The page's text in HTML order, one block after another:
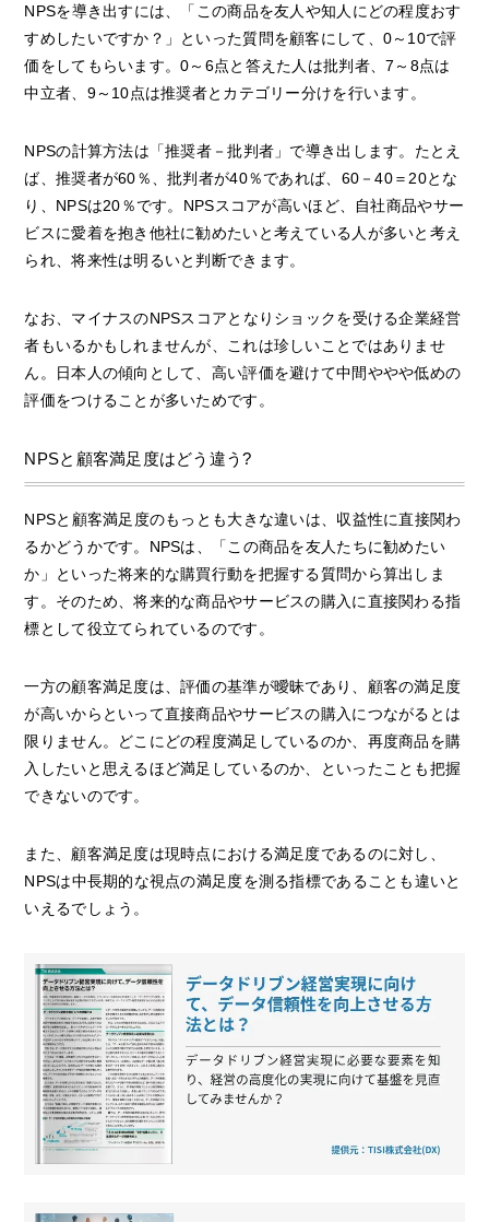
NPSを導き出すには、「この商品を友人や知人にどの程度おす
すめしたいですか？」といった質問を顧客にして、0～10で評
価をしてもらいます。0～6点と答えた人は批判者、7～8点は
中立者、9～10点は推奨者とカテゴリー分けを行います。
NPSの計算方法は「推奨者－批判者」で導き出します。たとえ
ば、推奨者が60％、批判者が40％であれば、60－40＝20とな
り、NPSは20％です。NPSスコアが高いほど、自社商品やサー
ビスに愛着を抱き他社に勧めたいと考えている人が多いと考え
られ、将来性は明るいと判断できます。
なお、マイナスのNPSスコアとなりショックを受ける企業経営
者もいるかもしれませんが、これは珍しいことではありませ
ん。日本人の傾向として、高い評価を避けて中間ややや低めの
評価をつけることが多いためです。
NPSと顧客満足度はどう違う?
NPSと顧客満足度のもっとも大きな違いは、収益性に直接関わ
るかどうかです。NPSは、「この商品を友人たちに勧めたい
か」といった将来的な購買行動を把握する質問から算出しま
す。そのため、将来的な商品やサービスの購入に直接関わる指
標として役立てられているのです。
一方の顧客満足度は、評価の基準が曖昧であり、顧客の満足度
が高いからといって直接商品やサービスの購入につながるとは
限りません。どこにどの程度満足しているのか、再度商品を購
入したいと思えるほど満足しているのか、といったことも把握
できないのです。
また、顧客満足度は現時点における満足度であるのに対し、
NPSは中長期的な視点の満足度を測る指標であることも違いと
いえるでしょう。